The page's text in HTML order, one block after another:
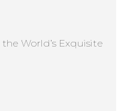
World’s Exquisite